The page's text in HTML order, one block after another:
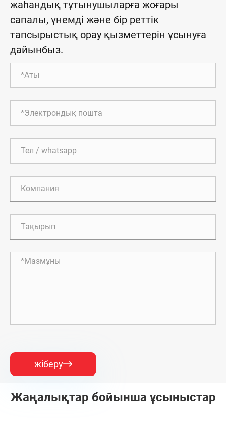
жаһандық тұтынушыларға жоғары
сапалы, үнемді және бір реттік
тапсырыстық орау қызметтерін ұсынуға
дайынбыз.
жіберу
Жаңалықтар бойынша ұсыныстар